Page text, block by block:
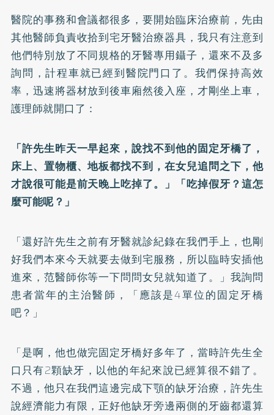
醫院的事務和會議都很多，要開始臨床治療前，先由
其他醫師負責收拾到宅牙醫治療器具，我只有注意到
他們特別放了不同規格的牙醫專用鑷子，還來不及多
詢問，計程車就已經到醫院門口了。我們保持高效
率，迅速將器材放到後車廂然後入座，才剛坐上車，
護理師就開口了：
「許先生昨天一早起來，說找不到他的固定牙橋了，
床上、置物櫃、地板都找不到，在女兒追問之下，他
才說很可能是前天晚上吃掉了。」「吃掉假牙？這怎
麼可能呢？」
「還好許先生之前有牙醫就診紀錄在我們手上，也剛
好我們本來今天就要去做到宅服務，所以臨時安插他
進來，范醫師你等一下問問女兒就知道了。」我詢問
患者當年的主治醫師，「應該是4單位的固定牙橋
吧？」
「是啊，他也做完固定牙橋好多年了，當時許先生全
口只有2顆缺牙，以他的年紀來說已經算很不錯了。
不過，他只在我們這邊完成下顎的缺牙治療，許先生
說經濟能力有限，正好他缺牙旁邊兩側的牙齒都還算